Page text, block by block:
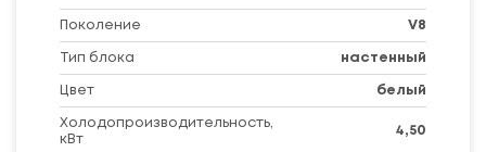
Поколение V8
Тип блока настенный
Цвет белый
Холодопроизводительность,
кВт
4,50